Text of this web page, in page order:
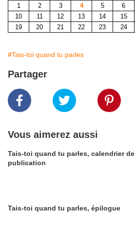
1 2 3 4 5 6
10
11 12 13 14 15
19
20 21 22 23 24
#Tais-toi quand tu parles
Partager
Vous aimerez aussi
Tais-toi quand tu parles, calendrier de
publication
Tais-toi quand tu parles, épilogue